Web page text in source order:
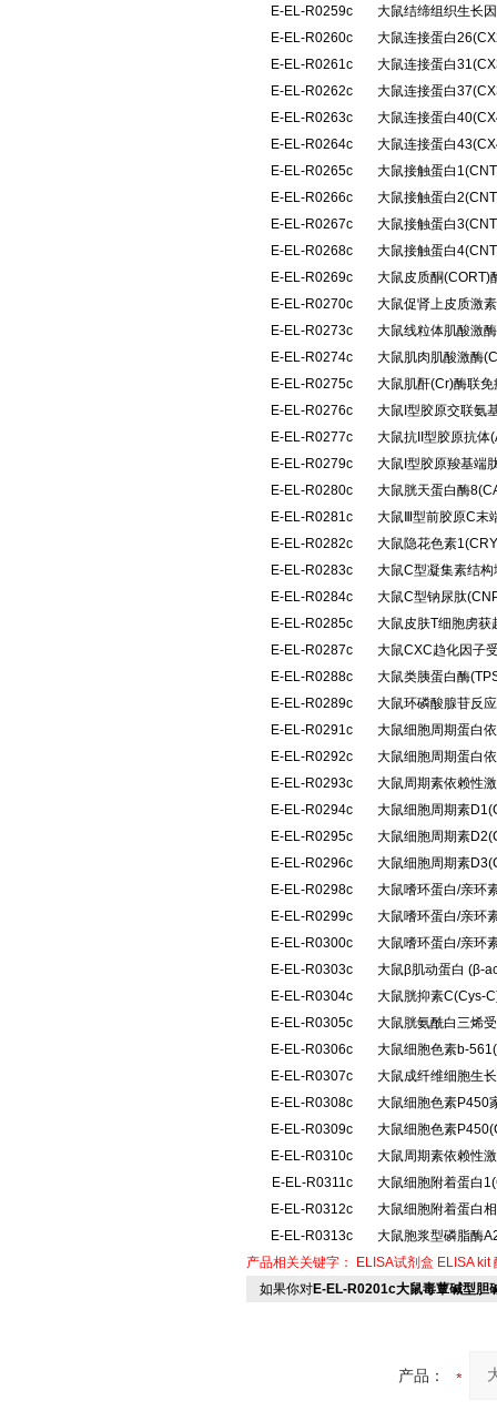
E-EL-R0259c
大鼠结缔组织生长
E-EL-R0260c
大鼠连接蛋白
E-EL-R0261c
大鼠连接蛋白
E-EL-R0262c
大鼠连接蛋白
E-EL-R0263c
大鼠连接蛋白
E-EL-R0264c
大鼠连接蛋白
E-EL-R0265c
大鼠接触蛋白
E-EL-R0266c
大鼠接触蛋白
E-EL-R0267c
大鼠接触蛋白
E-EL-R0268c
大鼠接触蛋白
E-EL-R0269c
大鼠皮质酮(CORT)
E-EL-R0270c
大鼠促肾上皮质激
E-EL-R0273c
大鼠线粒体肌酸激
E-EL-R0274c
大鼠肌肉肌酸激酶
E-EL-R0275c
大鼠肌酐(Cr)酶联
E-EL-R0276c
大鼠I型胶原交联氨
E-EL-R0277c
大鼠抗II型胶原抗体
E-EL-R0279c
大鼠I型胶原羧基端
E-EL-R0280c
大鼠胱天蛋白酶
E-EL-R0281c
大鼠Ⅲ型前胶原C末
E-EL-R0282c
大鼠隐花色素
E-EL-R0283c
大鼠C型凝集素结
E-EL-R0284c
大鼠C型钠尿肽
E-EL-R0285c
大鼠皮肤T细胞虏获
E-EL-R0287c
大鼠CXC趋化因子
E-EL-R0288c
大鼠类胰蛋白酶
E-EL-R0289c
大鼠环磷酸腺苷反
E-EL-R0291c
大鼠细胞周期蛋白
E-EL-R0292c
大鼠细胞周期蛋白
E-EL-R0293c
大鼠周期素依赖性
E-EL-R0294c
大鼠细胞周期素
E-EL-R0295c
大鼠细胞周期素
E-EL-R0296c
大鼠细胞周期素
E-EL-R0298c
大鼠嗜环蛋白/亲环
E-EL-R0299c
大鼠嗜环蛋白/亲环
E-EL-R0300c
大鼠嗜环蛋白/亲环
E-EL-R0303c
大鼠β肌动蛋白 (β-
E-EL-R0304c
大鼠胱抑素C(Cys-
E-EL-R0305c
大鼠胱氨酰白三烯
E-EL-R0306c
大鼠细胞色素b-
E-EL-R0307c
大鼠成纤维细胞生
E-EL-R0308c
大鼠细胞色素P450
E-EL-R0309c
大鼠细胞色素
E-EL-R0310c
大鼠周期素依赖性
E-EL-R0311c
大鼠细胞附着蛋白
E-EL-R0312c
大鼠细胞附着蛋白
E-EL-R0313c
大鼠胞浆型磷脂酶
产品相关关键字：
ELISA试剂盒 ELISA kit
如果你对E-EL-R0201c大鼠毒蕈碱型胆
产品：